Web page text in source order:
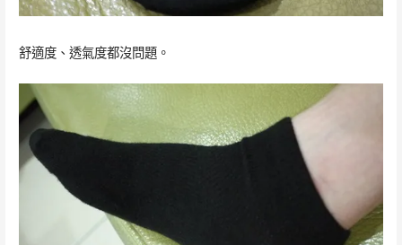
舒適度、透氣度都沒問題。